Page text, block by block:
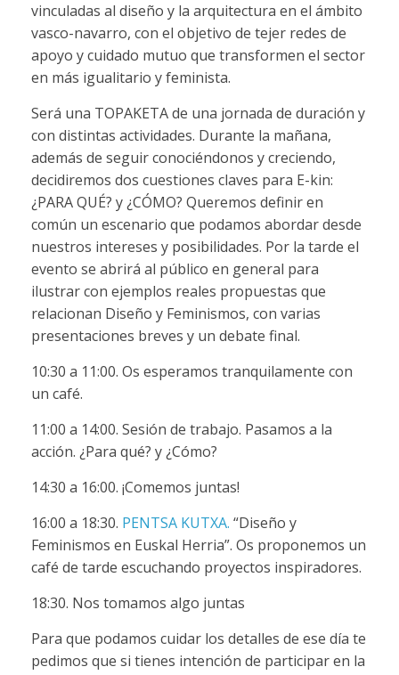
vinculadas al diseño y la arquitectura en el ámbito
vasco-navarro, con el objetivo de tejer redes de
apoyo y cuidado mutuo que transformen el sector
en más igualitario y feminista.
Será una TOPAKETA de una jornada de duración y
con distintas actividades. Durante la mañana,
además de seguir conociéndonos y creciendo,
decidiremos dos cuestiones claves para E-kin:
¿PARA QUÉ? y ¿CÓMO? Queremos definir en
común un escenario que podamos abordar desde
nuestros intereses y posibilidades. Por la tarde el
evento se abrirá al público en general para
ilustrar con ejemplos reales propuestas que
relacionan Diseño y Feminismos, con varias
presentaciones breves y un debate final.
10:30 a 11:00. Os esperamos tranquilamente con
un café.
11:00 a 14:00. Sesión de trabajo. Pasamos a la
acción. ¿Para qué? y ¿Cómo?
14:30 a 16:00. ¡Comemos juntas!
16:00 a 18:30. PENTSA KUTXA. “Diseño y
Feminismos en Euskal Herria”. Os proponemos un
café de tarde escuchando proyectos inspiradores.
18:30. Nos tomamos algo juntas
Para que podamos cuidar los detalles de ese día te
pedimos que si tienes intención de participar en la